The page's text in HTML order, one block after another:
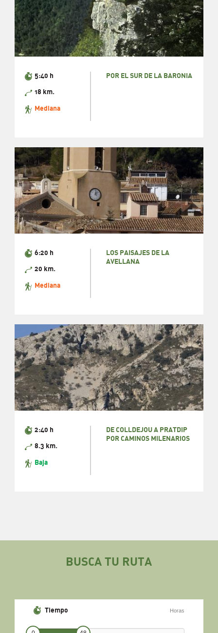
5:40 h
18 km.
Mediana
POR EL SUR DE LA BARONIA
6:20 h
20 km.
Mediana
LOS PAISAJES DE LA
AVELLANA
2:40 h
8.3 km.
Baja
DE COLLDEJOU A PRATDIP
POR CAMINOS MILENARIOS
BUSCA TU RUTA
Tiempo Horas